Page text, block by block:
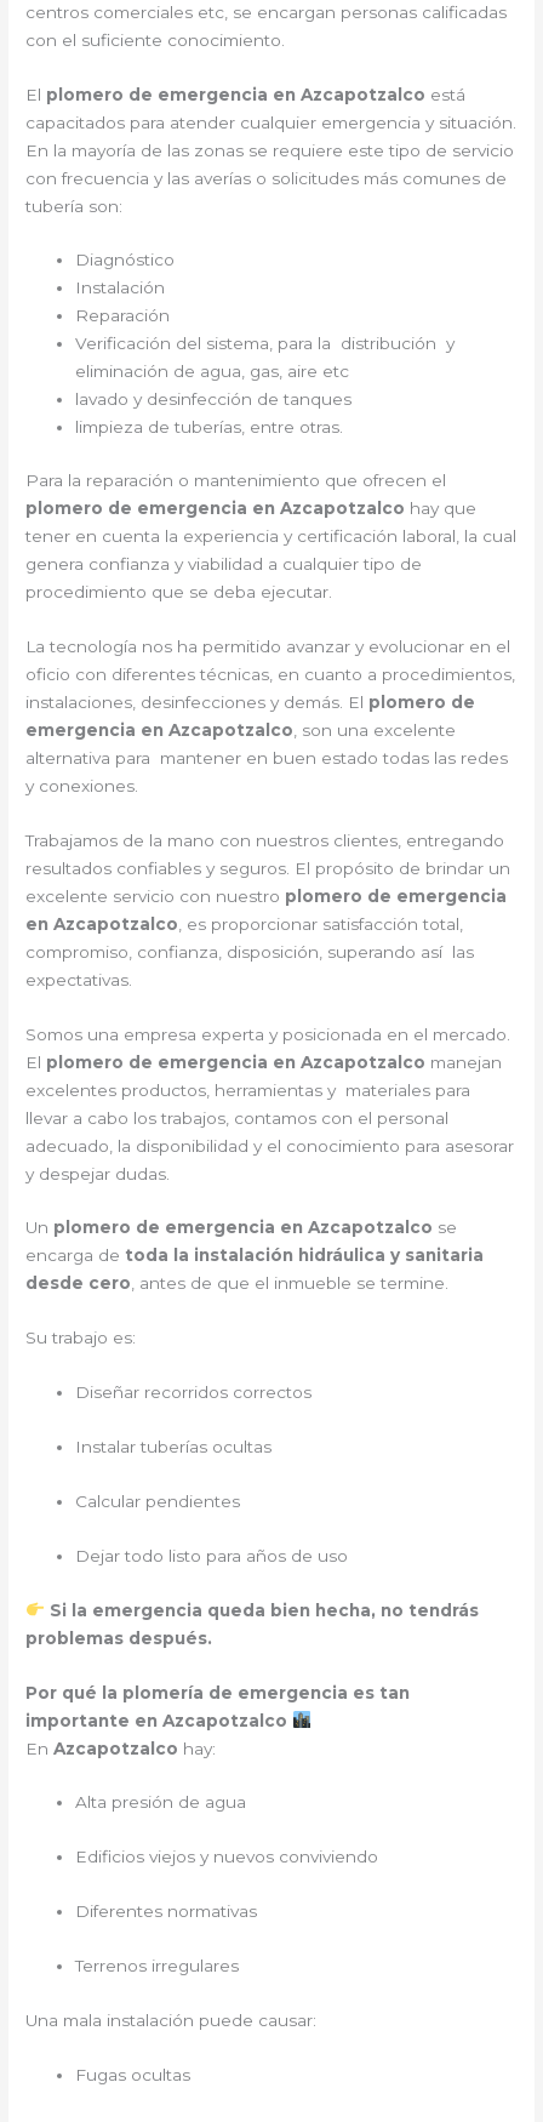
centros comerciales etc, se encargan personas calificadas
con el suficiente conocimiento.
El plomero de emergencia en Azcapotzalco está
capacitados para atender cualquier emergencia y situación.
En la mayoría de las zonas se requiere este tipo de servicio
con frecuencia y las averías o solicitudes más comunes de
tubería son:
Diagnóstico
Instalación
Reparación
Verificación del sistema, para la distribución y
eliminación de agua, gas, aire etc
lavado y desinfección de tanques
limpieza de tuberías, entre otras.
Para la reparación o mantenimiento que ofrecen el
plomero de emergencia en Azcapotzalco hay que
tener en cuenta la experiencia y certificación laboral, la cual
genera confianza y viabilidad a cualquier tipo de
procedimiento que se deba ejecutar.
La tecnología nos ha permitido avanzar y evolucionar en el
oficio con diferentes técnicas, en cuanto a procedimientos,
instalaciones, desinfecciones y demás. El plomero de
emergencia en Azcapotzalco , son una excelente
alternativa para mantener en buen estado todas las redes
y conexiones.
Trabajamos de la mano con nuestros clientes, entregando
resultados confiables y seguros. El propósito de brindar un
excelente servicio con nuestro plomero de emergencia
en Azcapotzalco , es proporcionar satisfacción total,
compromiso, confianza, disposición, superando así las
expectativas.
Somos una empresa experta y posicionada en el mercado.
El plomero de emergencia en Azcapotzalco manejan
excelentes productos, herramientas y materiales para
llevar a cabo los trabajos, contamos con el personal
adecuado, la disponibilidad y el conocimiento para asesorar
y despejar dudas.
Un plomero de emergencia en Azcapotzalco se
encarga de toda la instalación hidráulica y sanitaria
desde cero, antes de que el inmueble se termine.
Su trabajo es:
Diseñar recorridos correctos
Instalar tuberías ocultas
Calcular pendientes
Dejar todo listo para años de uso
Si la emergencia queda bien hecha, no tendrás
problemas después.
Por qué la plomería de emergencia es tan
importante en Azcapotzalco
EnAzcapotzalco hay:
Alta presión de agua
Edificios viejos y nuevos conviviendo
Diferentes normativas
Terrenos irregulares
Una mala instalación puede causar:
Fugas ocultas